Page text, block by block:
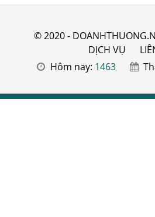
© 2020 -
DỊCH VỤ
Hôm nay: 1463